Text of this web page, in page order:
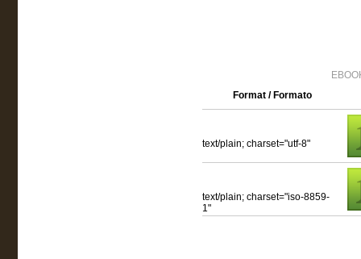
Format / Formato
text/plain; charset="utf-8"
text/plain; charset="iso-8859-
1"